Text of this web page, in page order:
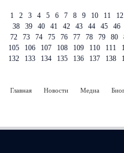
1 2 3 4 5 6 7 8 9 10 11
12
38
39 40 41 42 43 44 45
46
72
73 74 75 76 77 78 79 80
105
106 107 108 109 110 111
132
133 134 135 136 137 138
Главная Новости Медиа